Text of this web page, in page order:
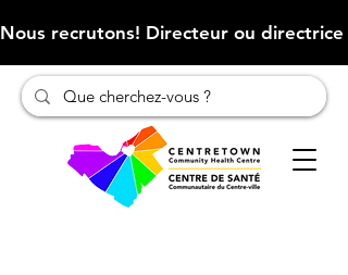
Nous recrutons! Directeur ou